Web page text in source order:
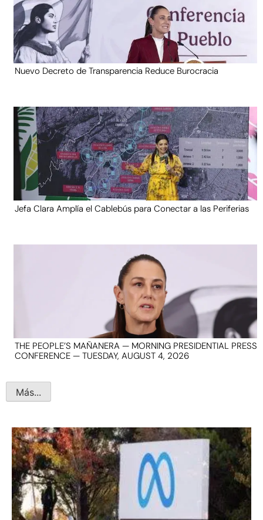
Nuevo Decreto de Transparencia Reduce Burocracia
Jefa Clara Amplía el Cablebús para Conectar a las Periferias
THE PEOPLE’S MAÑANERA — MORNING PRESIDENTIAL PRESS
CONFERENCE — TUESDAY, AUGUST 4, 2026
Más...